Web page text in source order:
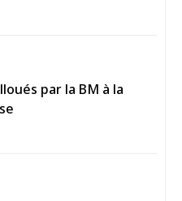
par la BM à la